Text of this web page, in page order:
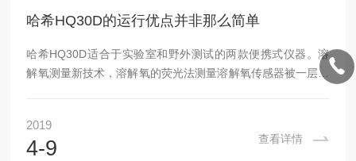
哈希HQ30D的运行优点并非那么简单
哈希HQ30D适合于实验室和野外测试的两款便携式仪器。溶
解氧测量新技术，溶解氧的荧光法测量溶解氧传感器被一层荧
出红光的这段时间被记录下来。水中的氧气浓度越高，释放红
光的时间就越短。在红光释放时间与溶解氧浓度之间建立相关
2019
4-9 查看详情